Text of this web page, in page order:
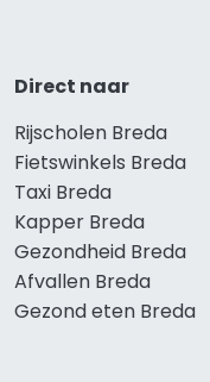
Direct naar
Rijscholen Breda
Fietswinkels Breda
Taxi Breda
Kapper Breda
Gezondheid Breda
Afvallen Breda
Gezond eten Breda